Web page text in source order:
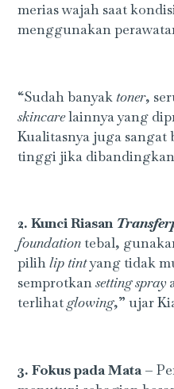
merias wajah saat
menggunakan
“Sudah banyak toner,
skincarelainnya yang
Kualitasnya juga sangat
tinggi jika
2. Kunci Riasan
foundationtebal,
pilihlip tintyang tidak
semprotkansetting spray
terlihatglowing,” ujar
3. Fokus pada Mata –